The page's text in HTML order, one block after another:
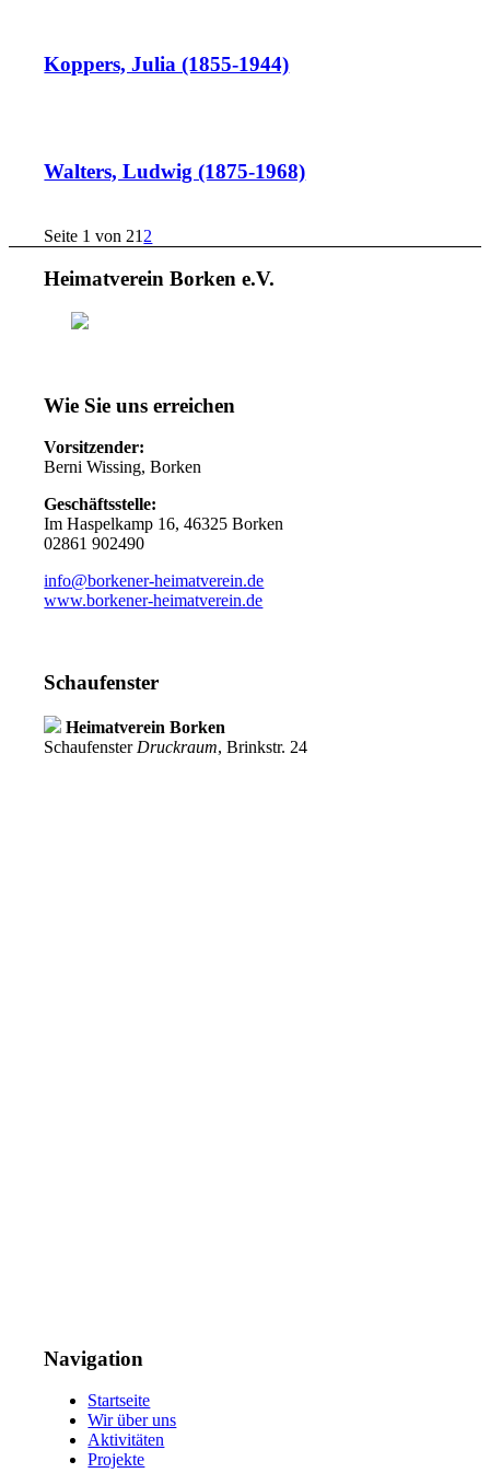
Koppers, Julia (1855-1944)
Walters, Ludwig (1875-1968)
Seite 1 von 21 2
Heimatverein Borken e.V.
Wie Sie uns erreichen
Vorsitzender:
Berni Wissing, Borken
Geschäftsstelle:
Im Haspelkamp 16, 46325 Borken
02861 902490
info@borkener-heimatverein.de
www.borkener-heimatverein.de
Schaufenster
Heimatverein Borken
Schaufenster Druckraum, Brinkstr. 24
Navigation
Startseite
Wir über uns
Aktivitäten
Projekte